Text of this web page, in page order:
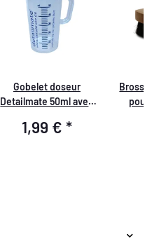
Gobelet doseur
Detailmate 50ml avec
Detailmate
1,99 € *
Brosse
pour